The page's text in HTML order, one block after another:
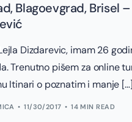
Blagoevgrad, Brisel
Dizdarevic, imam 26
Trenutno pišem za online
Itinari o poznatim i manje […]
11/30/2017 14 MIN READ